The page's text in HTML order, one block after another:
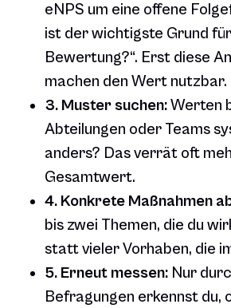
eNPS um eine offene
ist der wichtigste Grund
Bewertung?“. Erst diese
machen den Wert nutzbar.
3. Muster suchen:Werten
Abteilungen oder Teams
anders? Das verrät oft
Gesamtwert.
4. Konkrete Maßnahmen
bis zwei Themen, die du
statt vieler Vorhaben, die
5. Erneut messen: Nur
Befragungen erkennst du,